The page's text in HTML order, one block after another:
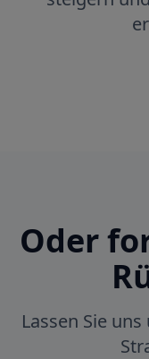
Oder
Lassen Sie